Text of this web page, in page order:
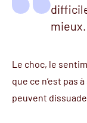
mieux.
Le choc, le
que ce n’est pas
peuvent